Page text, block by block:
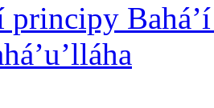
principy